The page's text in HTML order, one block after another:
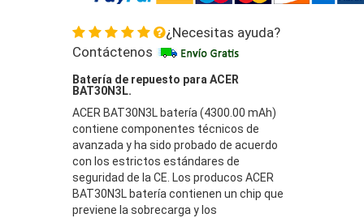
¿Necesitas ayuda?
Contáctenos
Batería de repuesto para ACER
BAT30N3L.
ACER BAT30N3L batería (4300.00 mAh)
contiene componentes técnicos de
avanzada y ha sido probado de acuerdo
con los estrictos estándares de
seguridad de la CE. Los producos ACER
BAT30N3L batería contienen un chip que
previene la sobrecarga y los